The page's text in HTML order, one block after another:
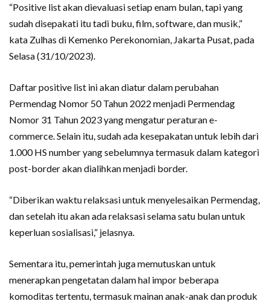
“Positive list akan dievaluasi setiap enam bulan, tapi yang
sudah disepakati itu tadi buku, film, software, dan musik,”
kata Zulhas di Kemenko Perekonomian, Jakarta Pusat, pada
Selasa (31/10/2023).
Daftar positive list ini akan diatur dalam perubahan
Permendag Nomor 50 Tahun 2022 menjadi Permendag
Nomor 31 Tahun 2023 yang mengatur peraturan e-
commerce. Selain itu, sudah ada kesepakatan untuk lebih dari
1.000 HS number yang sebelumnya termasuk dalam kategori
post-border akan dialihkan menjadi border.
“Diberikan waktu relaksasi untuk menyelesaikan Permendag,
dan setelah itu akan ada relaksasi selama satu bulan untuk
keperluan sosialisasi,” jelasnya.
Sementara itu, pemerintah juga memutuskan untuk
menerapkan pengetatan dalam hal impor beberapa
komoditas tertentu, termasuk mainan anak-anak dan produk